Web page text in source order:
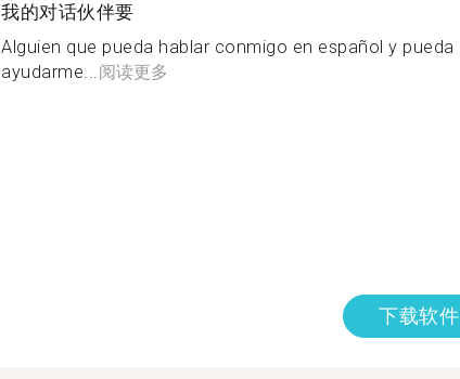
我的对话伙伴要
Alguien que pueda hablar conmigo en español y pueda
ayudarme...阅读更多
下载软件